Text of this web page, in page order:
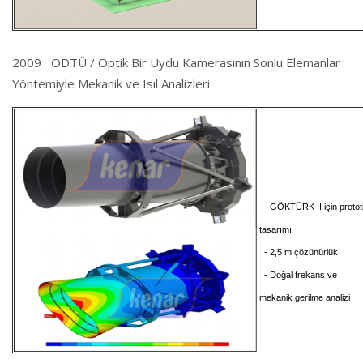
2009 ODTÜ / Optik Bir Uydu Kamerasının Sonlu Elemanlar
Yöntemiyle Mekanik ve Isıl Analizleri
- GÖKTÜRK II için
tasarımı
- 2,5 m çözünürlük
- Doğal frekans ve
mekanik gerilme analizi